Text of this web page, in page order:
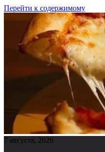
Перейти к содержимому
7 августа, 2026